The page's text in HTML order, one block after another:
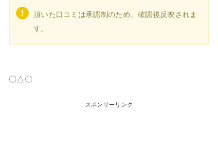
頂いた口コミは承認制のため、確認後反映されま
す。
〇△〇
スポンサーリンク